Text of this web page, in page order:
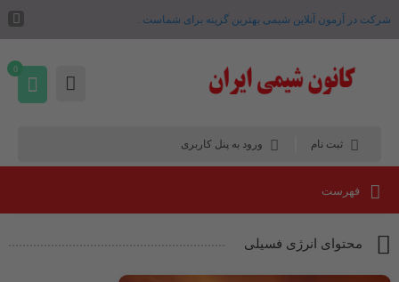
شرکت در آزمون آنلاین شیمی بهترین گزینه برای شماست .
ثبت نام ورود به پنل کاربری
0
فهرست
محتوای انرژی فسیلی